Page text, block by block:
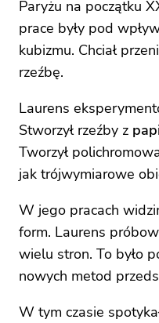
Paryżu na początku
prace były pod
kubizmu. Chciał
rzeźbę.
Laurens
Stworzył rzeźby z
Tworzył
jak trójwymiarowe
W jego pracach
form. Laurens
wielu stron. To było
nowych metod
W tym czasie